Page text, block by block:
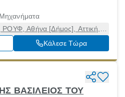
Μηχανήματα
Αθήνα [Δήμος], Αττική,
11855
Κάλεσε Τώρα
ΒΑΣΙΛΕΙΟΣ ΤΟΥ